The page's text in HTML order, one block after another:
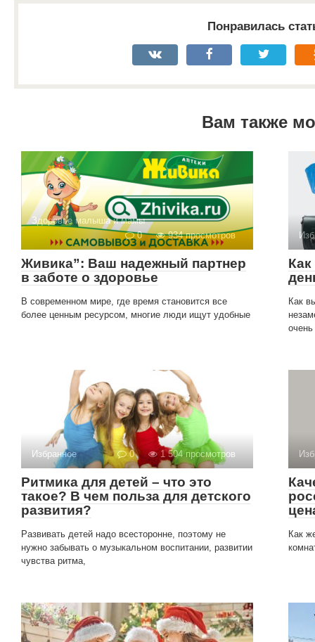
Понравилась
Вам также
Здоровье малыша и мамы
0
934 просмотров
Живика”: Ваш надежный партнер
в заботе о здоровье
В современном мире, где время становится все
более ценным ресурсом, многие люди ищут удобные
Как
очень
Избранное 0 1 504 просмотров
Ритмика для детей – что это
такое? В чем польза для детского
развития?
Развивать детей надо всесторонне, поэтому не
нужно забывать о музыкальном воспитании, развитии
чувства ритма,
Как